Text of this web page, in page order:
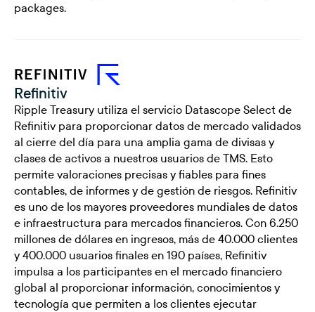
packages.
Refinitiv
Ripple Treasury utiliza el servicio Datascope Select de
Refinitiv para proporcionar datos de mercado validados
al cierre del día para una amplia gama de divisas y
clases de activos a nuestros usuarios de TMS. Esto
permite valoraciones precisas y fiables para fines
contables, de informes y de gestión de riesgos. Refinitiv
es uno de los mayores proveedores mundiales de datos
e infraestructura para mercados financieros. Con 6.250
millones de dólares en ingresos, más de 40.000 clientes
y 400.000 usuarios finales en 190 países, Refinitiv
impulsa a los participantes en el mercado financiero
global al proporcionar información, conocimientos y
tecnología que permiten a los clientes ejecutar